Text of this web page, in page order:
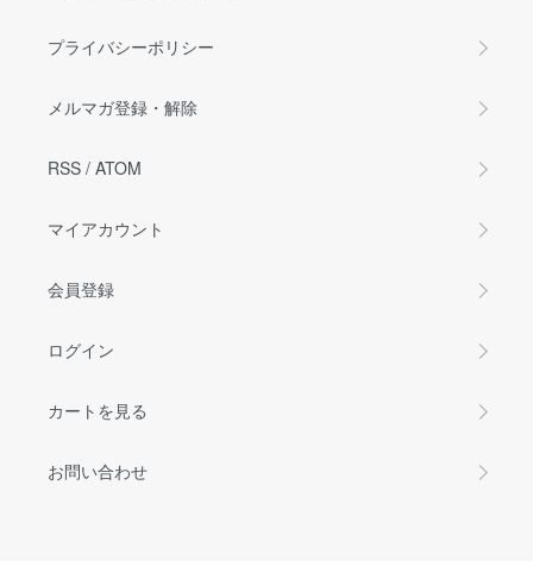
プライバシーポリシー
メルマガ登録・解除
RSS / ATOM
マイアカウント
会員登録
ログイン
カートを見る
お問い合わせ